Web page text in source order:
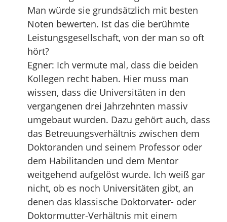
Man würde sie grundsätzlich mit besten
Noten bewerten. Ist das die berühmte
Leistungsgesellschaft, von der man so oft
hört?
Egner: Ich vermute mal, dass die beiden
Kollegen recht haben. Hier muss man
wissen, dass die Universitäten in den
vergangenen drei Jahrzehnten massiv
umgebaut wurden. Dazu gehört auch, dass
das Betreuungsverhältnis zwischen dem
Doktoranden und seinem Professor oder
dem Habilitanden und dem Mentor
weitgehend aufgelöst wurde. Ich weiß gar
nicht, ob es noch Universitäten gibt, an
denen das klassische Doktorvater- oder
Doktormutter-Verhältnis mit einem